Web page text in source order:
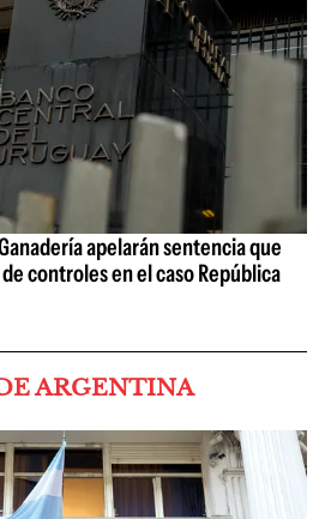
apelarán sentencia que
controles en el caso República
ARGENTINA